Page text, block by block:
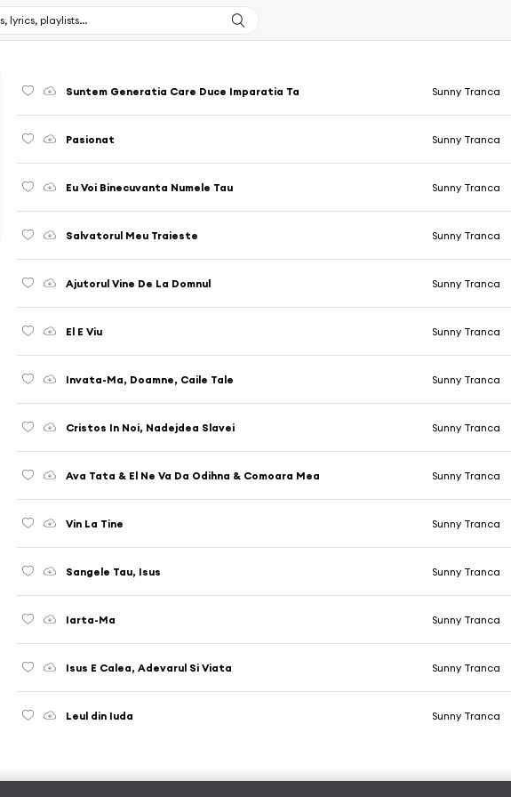
Suntem Generatia Care Duce Imparatia Ta Sunny Tranca
Pasionat Sunny Tranca
Eu Voi Binecuvanta Numele Tau Sunny Tranca
Salvatorul Meu Traieste Sunny Tranca
Ajutorul Vine De La Domnul Sunny Tranca
El E Viu Sunny Tranca
Invata-Ma, Doamne, Caile Tale Sunny Tranca
Cristos In Noi, Nadejdea Slavei Sunny Tranca
Ava Tata & El Ne Va Da Odihna & Comoara Mea Sunny Tranca
Vin La Tine Sunny Tranca
Sangele Tau, Isus Sunny Tranca
Iarta-Ma Sunny Tranca
Isus E Calea, Adevarul Si Viata Sunny Tranca
Leul din Iuda Sunny Tranca